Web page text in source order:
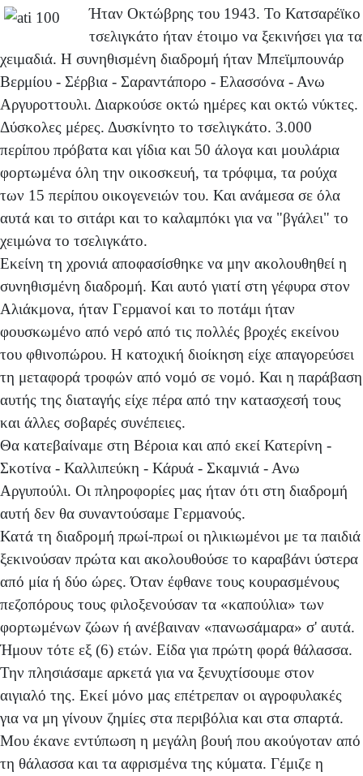
Ήταν Οκτώβρης του 1943. Το Κατσαρέϊκο
τσελιγκάτο ήταν έτοιμο να ξεκινήσει για τα
χειμαδιά. Η συνηθισμένη διαδρομή ήταν Μπεϊμπουνάρ
Βερμίου - Σέρβια - Σαραντάπορο - Ελασσόνα - Ανω
Αργυροττουλι. Διαρκούσε οκτώ ημέρες και οκτώ νύκτες.
Δύσκολες μέρες. Δυσκίνητο το τσελιγκάτο. 3.000
περίπου πρόβατα και γίδια και 50 άλογα και μουλάρια
φορτωμένα όλη την οικοσκευή, τα τρόφιμα, τα ρούχα
των 15 περίπου οικογενειών του. Και ανάμεσα σε όλα
αυτά και το σιτάρι και το καλαμπόκι για να "βγάλει" το
χειμώνα το τσελιγκάτο.
Εκείνη τη χρονιά αποφασίσθηκε να μην ακολουθηθεί η
συνηθισμένη διαδρομή. Και αυτό γιατί στη γέφυρα στον
Αλιάκμονα, ήταν Γερμανοί και το ποτάμι ήταν
φουσκωμένο από νερό από τις πολλές βροχές εκείνου
του φθινοπώρου. Η κατοχική διοίκηση είχε απαγορεύσει
τη μεταφορά τροφών από νομό σε νομό. Και η παράβαση
αυτής της διαταγής είχε πέρα από την κατασχεσή τους
και άλλες σοβαρές συνέπειες.
Θα κατεβαίναμε στη Βέροια και από εκεί Κατερίνη -
Σκοτίνα - Καλλιπεύκη - Κάρυά - Σκαμνιά - Ανω
Αργυπούλι. Οι πληροφορίες μας ήταν ότι στη διαδρομή
αυτή δεν θα συναντούσαμε Γερμανούς.
Κατά τη διαδρομή πρωί-πρωί οι ηλικιωμένοι με τα παιδιά
ξεκινούσαν πρώτα και ακολουθούσε το καραβάνι ύστερα
από μία ή δύο ώρες. Όταν έφθανε τους κουρασμένους
πεζοπόρους τους φιλοξενούσαν τα «καπούλια» των
φορτωμένων ζώων ή ανέβαιναν «πανωσάμαρα» σ' αυτά.
Ήμουν τότε εξ (6) ετών. Είδα για πρώτη φορά θάλασσα.
Την πλησιάσαμε αρκετά για να ξενυχτίσουμε στον
αιγιαλό της. Εκεί μόνο μας επέτρεπαν οι αγροφυλακές
για να μη γίνουν ζημίες στα περιβόλια και στα σπαρτά.
Μου έκανε εντύπωση η μεγάλη βουή που ακούγοταν από
τη θάλασσα και τα αφρισμένα της κύματα. Γέμιζε η